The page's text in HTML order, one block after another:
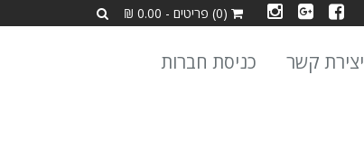
(0) פריטים - 0.00 ₪
יצירת קשר כניסת חברות